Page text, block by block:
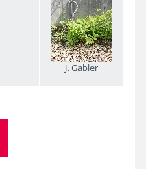
J. Gabler